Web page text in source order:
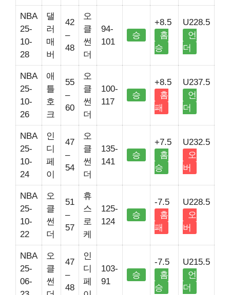
NBA
25-
10-
28
댈
러
매
버
42
–
48
오
클
썬
더
94-
101
승
+8.5
홈
승
U228.5
언
더
NBA
25-
10-
26
애
틀
호
크
55
–
60
오
클
썬
더
100-
117
승
+8.5
홈
패
U237.5
언
더
NBA
25-
10-
24
인
디
페
이
47
–
54
오
클
썬
더
135-
141
승
+7.5
홈
승
U232.5
오
버
NBA
25-
10-
22
오
클
썬
더
51
–
57
휴
스
로
케
125-
124
승
-7.5
홈
패
U228.5
오
버
NBA
25-
06-
오
클
썬
47
–
48
인
디
페
103-
91
승
-7.5
홈
승
U215.5
언
더